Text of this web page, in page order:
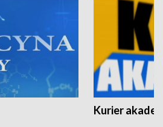
Kurier